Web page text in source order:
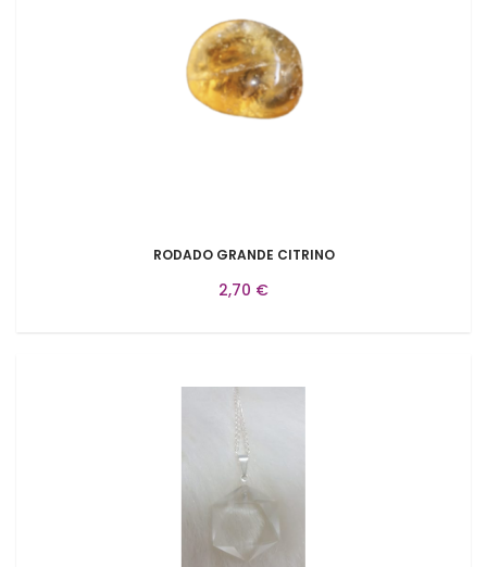
RODADO GRANDE CITRINO
2,70 €